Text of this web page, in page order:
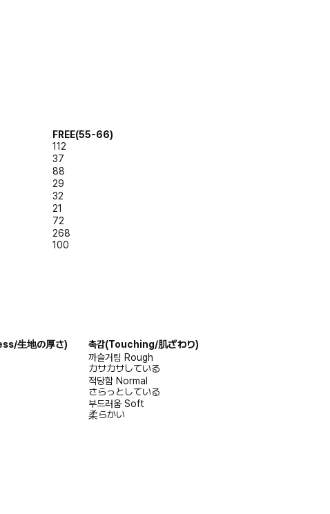
FREE(55-66)
112
37
88
29
32
21
72
268
100
生地の厚さ) 촉감(Touching/肌ざわり)
까슬거림 Rough
カサカサしている
적당함 Normal
さらっとしている
부드러움 Soft
柔らかい